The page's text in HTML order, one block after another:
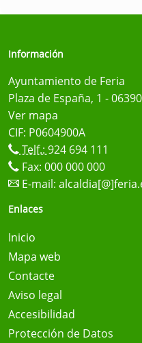
Información
Ayuntamiento de Feria
Plaza de España, 1 -
Ver mapa
CIF: P0604900A
Telf.: 924 694 111
Fax: 000 000 000
E-mail:
Enlaces
Inicio
Mapa web
Contacte
Aviso legal
Accesibilidad
Protección de Datos